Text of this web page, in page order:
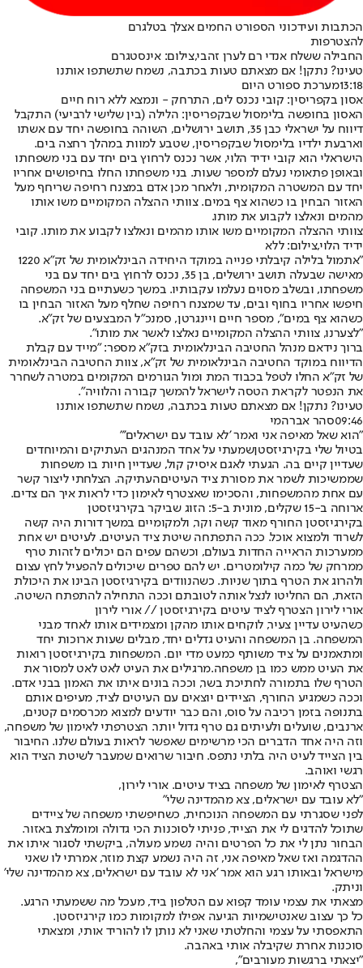
הכתבות ועידכוני הספורט החמים אצלך בטלגרם
להצטרפות
החבילה ששלח אנדי רם לערן זהבי,צילום: אינסטגרם
טעינו? נתקן! אם מצאתם טעות בכתבה, נשמח שתשתפו אותנו
13:18מערכת ספורט היום
אסון בקפריסין: קובי נכנס לים, התרחק - ונמצא ללא רוח חיים
האסון בחופשה בלימסול שבקפריסין: הלילה (בין שלישי לרביעי) התקבל
דיווח על ישראלי כבן 35, תושב ירושלים, השוהה בחופשה יחד עם אשתו
וארבעת ילדיו בלימסול שבקפריסין, שטבע למוות במהלך רחצה בים.
הישראלי הוא קובי ידיד הלוי, אשר נכנס לרחוץ בים יחד עם בני משפחתו
ובאופן פתאומי נעלם למספר שעות. בני משפחתו החלו בחיפושים אחריו
יחד עם המשטרה המקומית, ולאחר מכן אדם במצנח רחיפה שריחף מעל
האזור הבחין בו כשהוא צף במים. צוותי ההצלה המקומיים משו אותו
מהמים ונאלצו לקבוע את מותו.
צוותי ההצלה המקומיים משו אותו מהמים ונאלצו לקבוע את מותו. קובי
ידיד הלוי,צילום: ללא
"אתמול בלילה קיבלתי פנייה במוקד היחידה הבינלאומית של זק"א 1220
מאישה שבעלה תושב ירושלים, בן 35, נכנס לרחוץ בים יחד עם בני
משפחתו, ובשלב מסוים נעלמו עקבותיו. במשך כשעתיים בני המשפחה
חיפשו אחריו בחוף ובים, עד שמצנח רחיפה שחלף מעל האזור הבחין בו
כשהוא צף במים", מספר חיים ויינגרטן, סמנכ"ל המבצעים של זק"א.
"לצערנו, צוותי ההצלה המקומיים נאלצו לאשר את מותו".
ברוך נידאם מנהל החטיבה הבינלאומית בזק״א מספר: "מייד עם קבלת
הדיווח במוקד החטיבה הבינלאומית של זק״א, צוות החטיבה הבינלאומית
של זק״א החלו לטפל בכבוד המת ומול הגורמים המקומים במטרה לשחרר
את הנפטר לקראת הטסה לישראל להמשך קבורה והלוויה".
טעינו? נתקן! אם מצאתם טעות בכתבה, נשמח שתשתפו אותנו
09:46סהר אברהמי
"הוא שאל מאיפה אני ואמר 'לא עובד עם ישראלים'"
בטיול שלי בקירגיזסטןשמעתי על אחד המנהגים העתיקים והמיוחדים
שעדיין קיים בה. הגעתי לאגם איסיק קול, שעדיין חיות בו משפחות
שממשיכות לשמר את מסורת ציד העיטיםהעתיקה. הצלחתי ליצור קשר
עם אחת מהמשפחות, והסכימו שאצטרף לאימון כדי לראות איך הם צדים.
ארוחה ב-15 שקלים, מונית ב-5: הזוג ש
ביקר בקירגיזסטן
בקירגיזסטן החורף מאוד קשה וקר, ולמקומיים במשך דורות היה קשה
לשרוד ולמצוא אוכל. ככה התפתחה שיטת ציד העיטים. לעיטים יש אחת
ממערכות הראייה החדות בעולם, וכשהם עפים הם יכולים לזהות טרף
ממרחק של כמה קילומטרים. יש להם טפרים שיכולים להפעיל לחץ עצום
ולהרוג את הטרף בתוך שניות. כשהנוודים בקירגיזסטן הבינו את היכולת
הזאת, הם החליטו לנצל אותה לטובתם וככה התחילה להתפתח השיטה.
אורי לירון הצטרף לציד עיטים בקירגיזסטן // אורי לירון
כשהעיט עדיין צעיר, לוקחים אותו מהקן ומצמידים אותו לאחד מבני
המשפחה. בן המשפחה והעיט גדלים יחד, מבלים שעות ארוכות יחד
ומתאמנים על ציד משותף כמעט מדי יום. המשפחות בקירגיזסטן רואות
את העיט ממש כמו בן משפחה.מרגילים את העיט לאט לאט למסור את
הטרף שלו בתמורה לחתיכת בשר, וככה בונים איתו את האמון בבני אדם.
וככה כשמגיע החורף, הציידים יוצאים עם העיטים לציד, מעיפים אותם
בתנופה בזמן רכיבה על סוס, והם כבר יודעים למצוא מכרסמים קטנים,
ארנבים, שועלים ולעיתים גם טרף גדול יותר. הצטרפתי לאימון של משפחה,
וזה היה אחד הדברים הכי מרשימים שאפשר לראות בעולם שלנו. החיבור
בין הצייד לעיט היה בלתי נתפס. חיבור שרואים שמעבר לשיטת הציד הוא
רגשי ואוהב.
הצטרף לאימון של משפחה בציד עיטים. אורי לירון,
"לא עובד עם ישראלים, צא מהמדינה שלי"
לפני שסגרתי עם המשפחה הנוכחית, כשחיפשתי משפחה של ציידים
שתוכל להדגים לי את הצייד, פניתי לסוכנות הכי גדולה ומומלצת באזור.
הבחור נתן לי את כל הפרטים והיה נשמע מעולה, ביקשתי לסגור איתו את
ההדגמה ואז שאל מאיפה אני, זה היה נשמע קצת מוזר, אמרתי לו שאני
מישראל ובאותו רגע הוא אמר 'אני לא עובד עם ישראלים, צא מהמדינה שלי'
וניתק.
מצאתי את עצמי עומד קפוא עם הטלפון ביד, מעכל מה ששמעתי הרגע.
כל כך עצוב שאנטישמיות הגיעה אפילו למקומות כמו קירגיזסטן.
התאפסתי על עצמי והחלטתי שאני לא נותן לו להוריד אותי, ומצאתי
סוכנות אחרת שקיבלה אותי באהבה.
"יצאתי ברגשות מעורבים",